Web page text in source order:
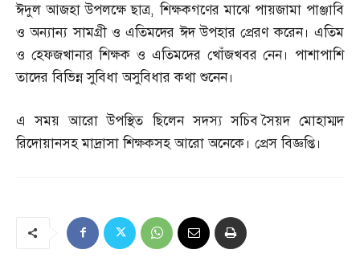
ঈদুল আজহা উপলক্ষে ছাত্র,শিক্ষকগণের মাঝে পায়জামা পাঞ্জাবি
ও অন্যান্য সামগ্রী ও এতিমদের ঈদ উপহার প্রেরণ করেন। এতিম
ও হেফজখানার শিক্ষক ও এতিমদের খোঁজখবর নেন। পাশাপাশি
তাদের বিভিন্ন সুবিধা অসুবিধার কথা শুনেন।
এ সময় আরো উপস্থিত ছিলেন সদস্য সচিব সৈয়দ মোহাম্মদ
রিদোয়ানসহ মাদ্রাসা শিক্ষকসহ আরো অনেকে। প্রেস বিজ্ঞপ্তি।